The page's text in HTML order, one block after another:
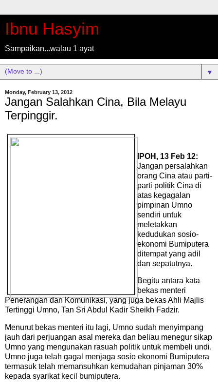
Ibnu Hasyim
Sampaikan...walau 1 ayat
▼
Monday, February 13, 2012
Jangan Salahkan Cina, Bila Melayu
Terpinggir.
IPOH, 13 Feb 12:
Jangan persalahkan
orang Cina atau parti-
parti politik Cina di
atas kegagalan
pimpinan Umno
sendiri untuk
meletakkan
kedudukan sosio-
ekonomi Bumiputera
ditempat yang adil
dan sepatutnya.
Begitu antara kata
bekas menteri
Penerangan dan Komunikasi, yang juga bekas Ahli Majlis
Tertinggi Umno, Tan Sri Abdul Kadir Sheikh Fadzir.
Menurut bekas menteri itu lagi, Umno sudah menyimpang
jauh dari perjuangan asal mereka dan beliau menegur sikap
Umno yang mengunakan rasuah politik untuk membeli undi.
Umno juga telah gagal menjaga sosio ekonomi Bumiputera
termasuk telah memansuhkan kemudahan pinjaman 30%
kepada syarikat kecil bumiputera.